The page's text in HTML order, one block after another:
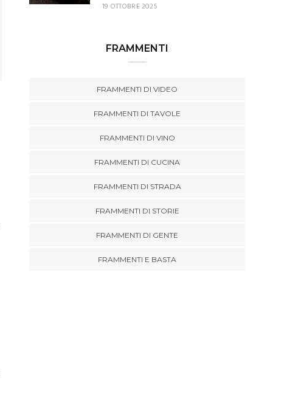
19 OTTOBRE 2025
FRAMMENTI
FRAMMENTI DI VIDEO
FRAMMENTI DI TAVOLE
FRAMMENTI DI VINO
FRAMMENTI DI CUCINA
FRAMMENTI DI STRADA
FRAMMENTI DI STORIE
FRAMMENTI DI GENTE
FRAMMENTI E BASTA